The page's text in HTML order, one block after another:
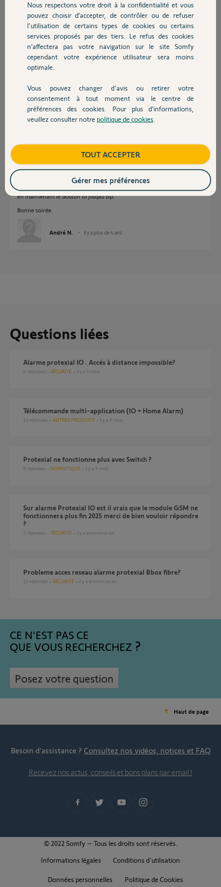
Chauffage
Autres produits
Devis avec un pro
Contact
le bouton IO de la centrale puis ajouter dans l'appli)
Merci d'avance les Amis Amies Somfy
Merci,
Philippe E.
Participer au fil de discussion
en maintenant le bouton io jusqau bip.
Bonne soirée.
André N. il y a plus de 4 ans
Questions liées
Alarme protexial IO . Accés à distance impossible?
4 réponses SÉCURITÉ il y a 3 mois
Télécommande multi-application (IO + Home Alarm)
13 réponses AUTRES PRODUITS il y a 5 mois
Protexial ne fonctionne plus avec Switch ?
8 réponses DOMOTIQUE il y a 9 mois
sur alarme Protexial IO est il vrais que le module GSM ne
fonctionnera plus fin 2025 merci de bien vouloir répondre
?
5 réponses SÉCURITÉ il y a environ un an
probleme acces reseau alarme protexial Bbox fibre?
12 réponses SÉCURITÉ il y a environ un an
CE N'EST PAS CE
QUE VOUS RECHERCHEZ
Posez votre question
Haut de page
Besoin d’assistance ? Consultez nos vidéos, notices et FAQ
Recevez nos actus, conseils et bons plans par email !
© 2022 Somfy – Tous les droits sont réservés.
Informations légales
Conditions d'utilisation
Données personnelles Politique de Cookies
Nous respectons votre droit à la confidentialité et vous
pouvez choisir d’accepter, de contrôler ou de refuser
l'utilisation de certains types de cookies ou certains
services proposés par des tiers. Le refus des cookies
n’affectera pas votre navigation sur le site Somfy
cependant votre expérience utilisateur sera moins
optimale.
Vous pouvez changer d'avis ou retirer votre
consentement à tout moment via le centre de
préférences des cookies. Pour plus d’informations,
veuillez consulter notre politique de cookies
TOUT ACCEPTER
Gérer mes préférences